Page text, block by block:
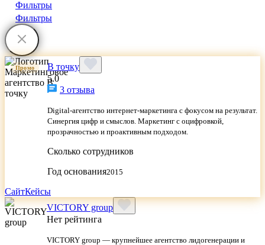
Фильтры
Фильтры
Промо
В точку
5.0
3 отзыва
Digital-агентство интернет-маркетинга с фокусом на результат.
Синергия цифр и смыслов. Маркетинг с оцифровкой,
прозрачностью и проактивным подходом.
Сколько сотрудников
Год основания2015
СайтКейсы
VICTORY group
Нет рейтинга
VICTORY group — крупнейшее агентство лидогенерации и